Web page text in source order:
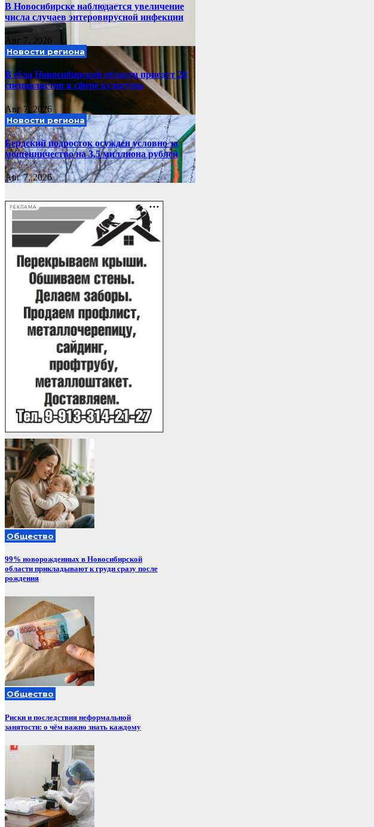
В Новосибирске наблюдается увеличение
числа случаев энтеровирусной инфекции
Авг 7, 2026
Новости региона
В сёла Новосибирской области приедут 20
специалистов в сфере культуры
Авг 7, 2026
Новости региона
Бердский подросток осужден условно за
мошенничество на 3,5 миллиона рублей
Авг 7, 2026
РЕКЛАМА
Общество
99% новорожденных в Новосибирской
области прикладывают к груди сразу после
рождения
Общество
Риски и последствия неформальной
занятости: о чём важно знать каждому